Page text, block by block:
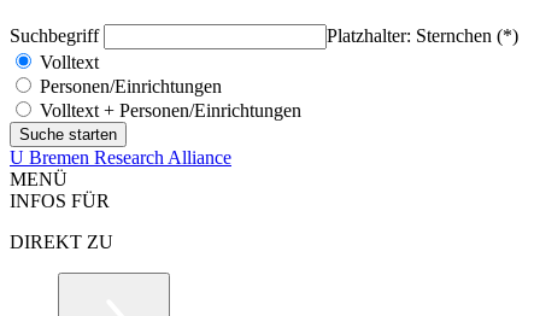
Suchbegriff
Platzhalter: Sternchen (*)
Volltext
Personen/Einrichtungen
Volltext + Personen/Einrichtungen
U Bremen Research Alliance
MENÜ
INFOS FÜR
DIREKT ZU